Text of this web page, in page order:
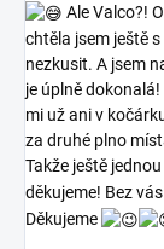
Ale Valco?!
chtěla jsem ještě s
nezkusit. A jsem
je úplně
mi už ani v
za druhé plno
Takže ještě
děkujeme! Bez
Děkujeme